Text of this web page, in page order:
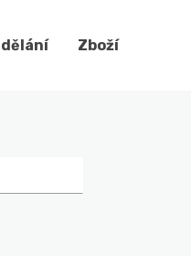
Zboží